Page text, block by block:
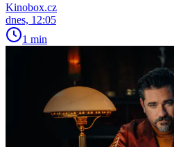
Kinobox.cz
dnes, 12:05
1 min